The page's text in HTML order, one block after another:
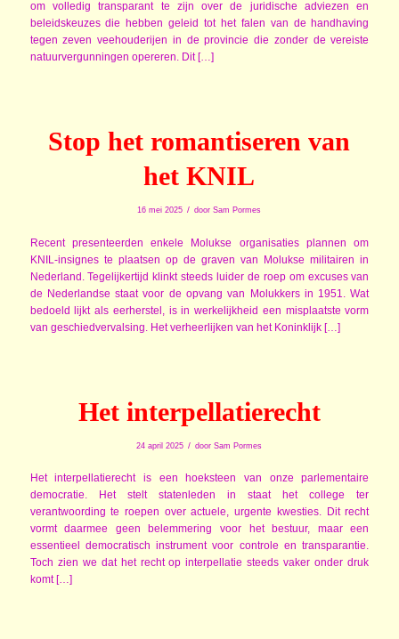
om volledig transparant te zijn over de juridische adviezen en
beleidskeuzes die hebben geleid tot het falen van de handhaving
tegen zeven veehouderijen in de provincie die zonder de vereiste
natuurvergunningen opereren. Dit […]
Stop het romantiseren van
het KNIL
16 mei 2025 / doorSam Pormes
Recent presenteerden enkele Molukse organisaties plannen om
KNIL-insignes te plaatsen op de graven van Molukse militairen in
Nederland. Tegelijkertijd klinkt steeds luider de roep om excuses van
de Nederlandse staat voor de opvang van Molukkers in 1951. Wat
bedoeld lijkt als eerherstel, is in werkelijkheid een misplaatste vorm
van geschiedvervalsing. Het verheerlijken van het Koninklijk […]
Het interpellatierecht
24 april 2025 / doorSam Pormes
Het interpellatierecht is een hoeksteen van onze parlementaire
democratie. Het stelt statenleden in staat het college ter
verantwoording te roepen over actuele, urgente kwesties. Dit recht
vormt daarmee geen belemmering voor het bestuur, maar een
essentieel democratisch instrument voor controle en transparantie.
Toch zien we dat het recht op interpellatie steeds vaker onder druk
komt […]